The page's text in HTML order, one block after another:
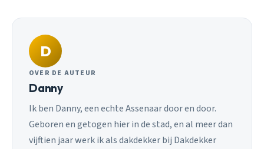
D
OVER DE AUTEUR
Danny
Ik ben Danny, een echte Assenaar door en door.
Geboren en getogen hier in de stad, en al meer dan
vijftien jaar werk ik als dakdekker bij Dakdekker